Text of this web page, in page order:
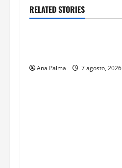
RELATED STORIES
Estados Portada
Ana Palma 7 agosto, 2026